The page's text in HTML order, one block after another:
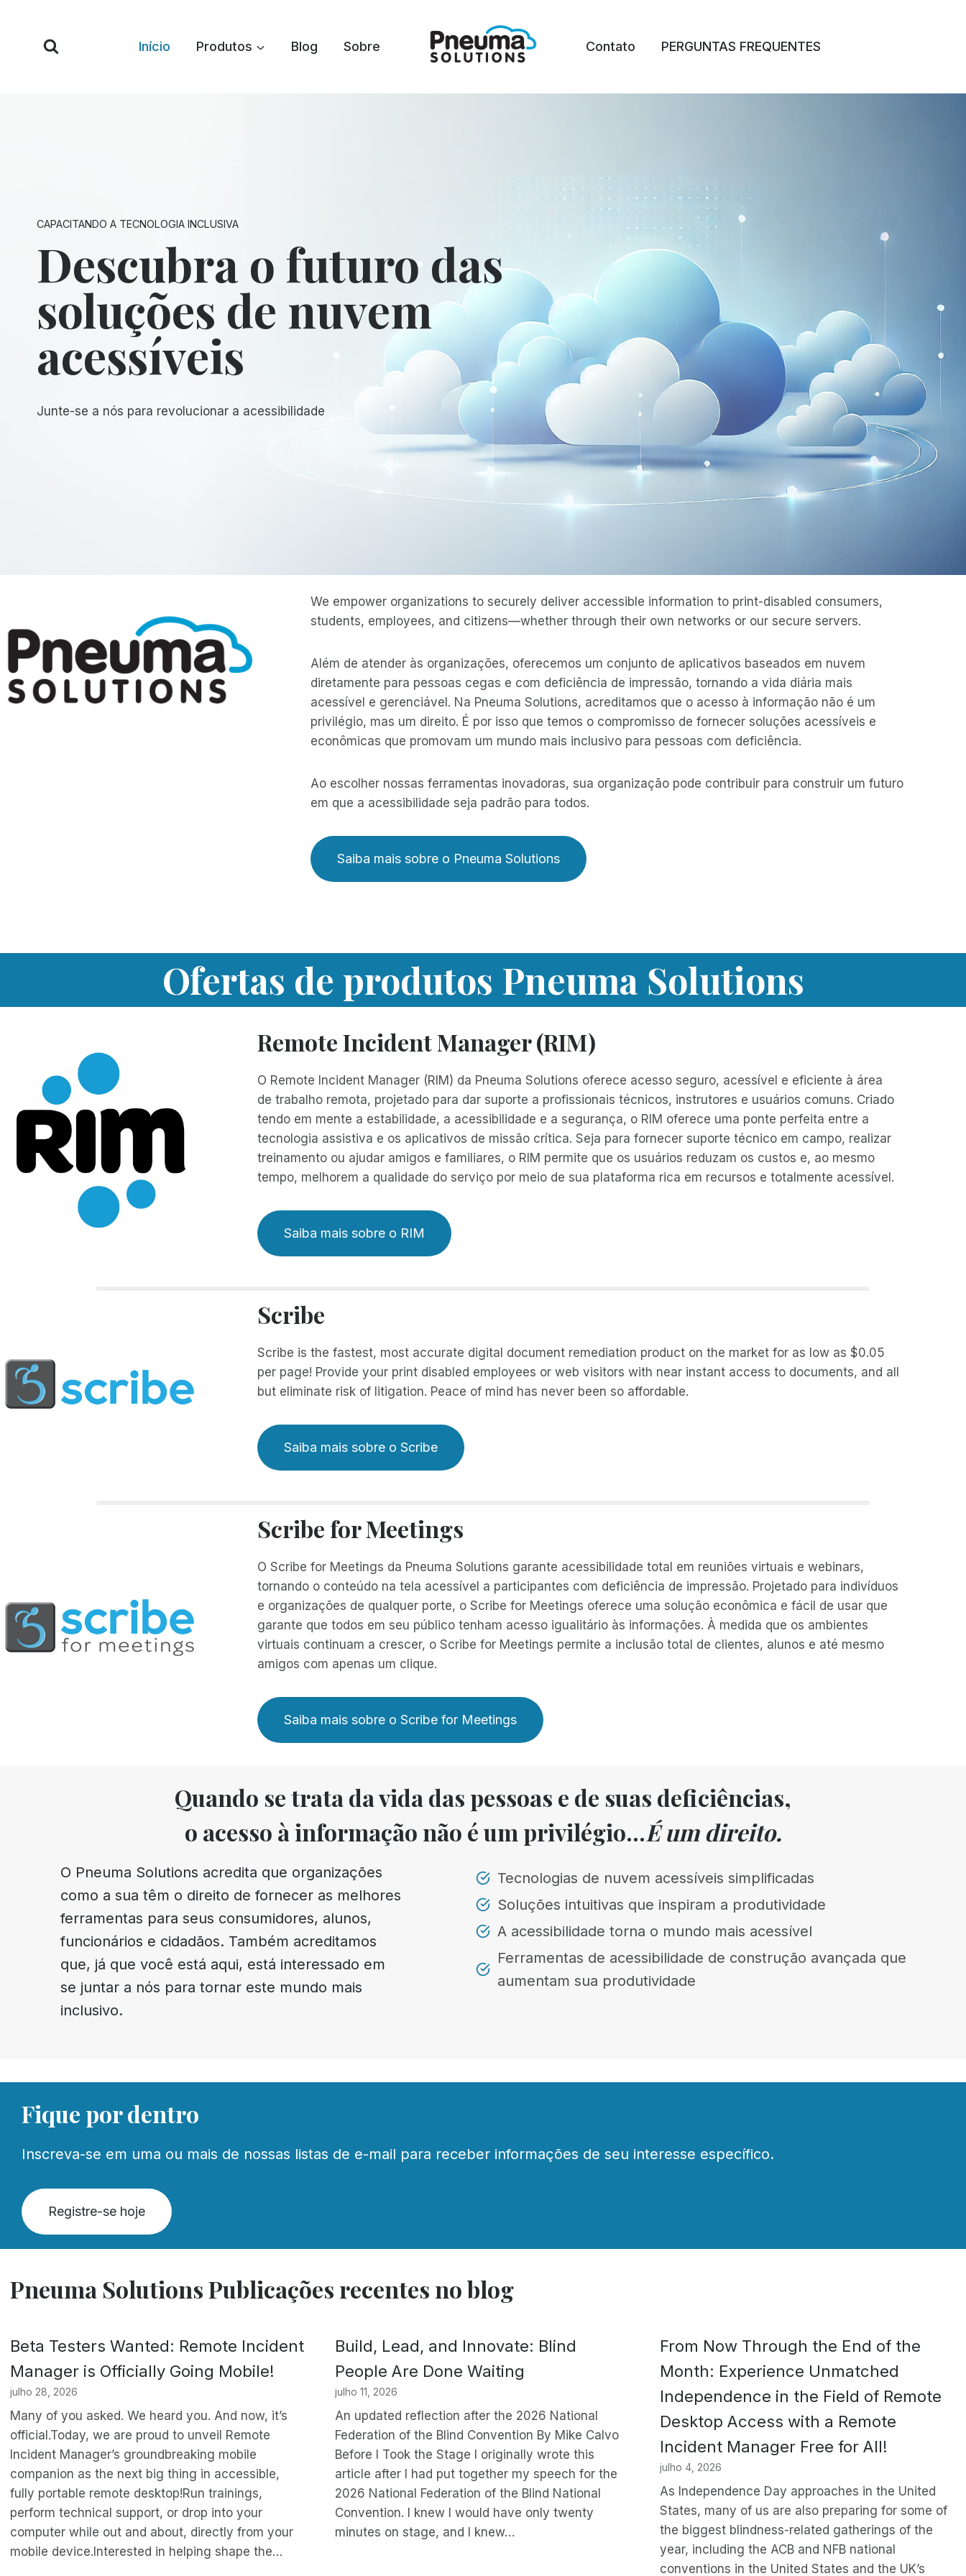
Início Produtos Blog Sobre Contato PERGUNTAS FREQUENTES
CAPACITANDO A TECNOLOGIA INCLUSIVA
Descubra o futuro das
soluções de nuvem
acessíveis
Junte-se a nós para revolucionar a acessibilidade
We empower organizations to securely deliver accessible information to print-disabled consumers,
students, employees, and citizens—whether through their own networks or our secure servers.
Além de atender às organizações, oferecemos um conjunto de aplicativos baseados em nuvem
diretamente para pessoas cegas e com deficiência de impressão, tornando a vida diária mais
acessível e gerenciável. Na Pneuma Solutions, acreditamos que o acesso à informação não é um
privilégio, mas um direito. É por isso que temos o compromisso de fornecer soluções acessíveis e
econômicas que promovam um mundo mais inclusivo para pessoas com deficiência.
Ao escolher nossas ferramentas inovadoras, sua organização pode contribuir para construir um futuro
em que a acessibilidade seja padrão para todos.
Saiba mais sobre o Pneuma Solutions
Ofertas de produtos Pneuma Solutions
Remote Incident Manager (RIM)
O Remote Incident Manager (RIM) da Pneuma Solutions oferece acesso seguro, acessível e eficiente à área
de trabalho remota, projetado para dar suporte a profissionais técnicos, instrutores e usuários comuns. Criado
tendo em mente a estabilidade, a acessibilidade e a segurança, o RIM oferece uma ponte perfeita entre a
tecnologia assistiva e os aplicativos de missão crítica. Seja para fornecer suporte técnico em campo, realizar
treinamento ou ajudar amigos e familiares, o RIM permite que os usuários reduzam os custos e, ao mesmo
tempo, melhorem a qualidade do serviço por meio de sua plataforma rica em recursos e totalmente acessível.
Saiba mais sobre o RIM
Scribe
Scribe is the fastest, most accurate digital document remediation product on the market for as low as $0.05
per page! Provide your print disabled employees or web visitors with near instant access to documents, and all
but eliminate risk of litigation. Peace of mind has never been so affordable.
Saiba mais sobre o Scribe
Scribe for Meetings
O Scribe for Meetings da Pneuma Solutions garante acessibilidade total em reuniões virtuais e webinars,
tornando o conteúdo na tela acessível a participantes com deficiência de impressão. Projetado para indivíduos
e organizações de qualquer porte, o Scribe for Meetings oferece uma solução econômica e fácil de usar que
garante que todos em seu público tenham acesso igualitário às informações. À medida que os ambientes
virtuais continuam a crescer, o Scribe for Meetings permite a inclusão total de clientes, alunos e até mesmo
amigos com apenas um clique.
Saiba mais sobre o Scribe for Meetings
Quando se trata da vida das pessoas e de suas deficiências,
o acesso à informação não é um privilégio...É um direito.
O Pneuma Solutions acredita que organizações
como a sua têm o direito de fornecer as melhores
ferramentas para seus consumidores, alunos,
funcionários e cidadãos. Também acreditamos
que, já que você está aqui, está interessado em
se juntar a nós para tornar este mundo mais
inclusivo.
Tecnologias de nuvem acessíveis simplificadas
Soluções intuitivas que inspiram a produtividade
A acessibilidade torna o mundo mais acessível
Ferramentas de acessibilidade de construção avançada que
aumentam sua produtividade
Fique por dentro
Inscreva-se em uma ou mais de nossas listas de e-mail para receber informações de seu interesse específico.
Registre-se hoje
Pneuma Solutions Publicações recentes no blog
Beta Testers Wanted: Remote Incident
Manager is Officially Going Mobile!
julho 28, 2026
Many of you asked. We heard you. And now, it’s
official.Today, we are proud to unveil Remote
Incident Manager’s groundbreaking mobile
companion as the next big thing in accessible,
fully portable remote desktop!Run trainings,
perform technical support, or drop into your
computer while out and about, directly from your
mobile device.Interested in helping shape the…
Build, Lead, and Innovate: Blind
People Are Done Waiting
julho 11, 2026
An updated reflection after the 2026 National
Federation of the Blind Convention By Mike Calvo
Before I Took the Stage I originally wrote this
article after I had put together my speech for the
2026 National Federation of the Blind National
Convention. I knew I would have only twenty
minutes on stage, and I knew…
From Now Through the End of the
Month: Experience Unmatched
Independence in the Field of Remote
Desktop Access with a Remote
Incident Manager Free for All!
julho 4, 2026
As Independence Day approaches in the United
States, many of us are also preparing for some of
the biggest blindness-related gatherings of the
year, including the ACB and NFB national
conventions in the United States and the UK’s